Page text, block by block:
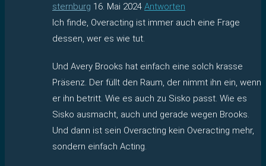
sternburg 16. Mai 2024 Antworten
Ich finde, Overacting ist immer auch eine Frage
dessen, wer es wie tut.
Und Avery Brooks hat einfach eine solch krasse
Präsenz. Der füllt den Raum, der nimmt ihn ein, wenn
er ihn betritt. Wie es auch zu Sisko passt. Wie es
Sisko ausmacht, auch und gerade wegen Brooks.
Und dann ist sein Overacting kein Overacting mehr,
sondern einfach Acting.